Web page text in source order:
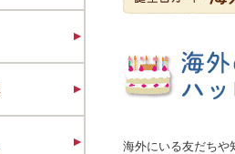
海外にいる友だちや